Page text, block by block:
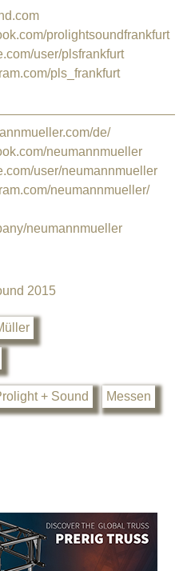
prolightsoundfrankfurt
user/plsfrankfurt
pls_frankfurt
de/
neumannmueller
user/neumannmueller
neumannmueller/
neumannmueller
2015
+ Sound Messen